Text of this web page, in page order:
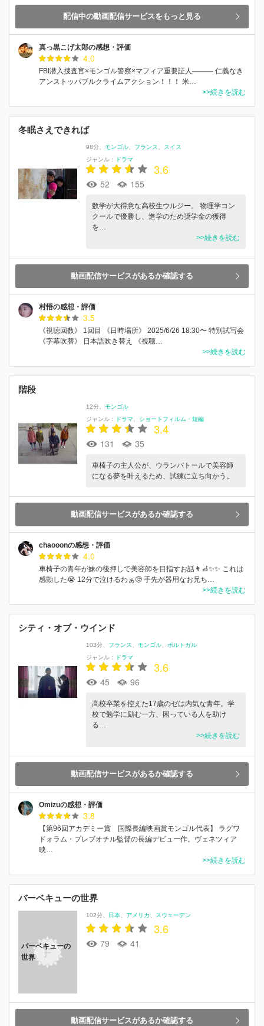
配信中の動画配信サービスをもっと見る
真っ黒こげ太郎の感想・評価
4.0
FBI潜入捜査官×モンゴル警察×マフィア重要証人――― 仁義なき
アンストッパブルクライムアクション！！！ 米…
>>続きを読む
冬眠さえできれば
98分 モンゴル フランス
スイス
ジャンル：
ドラマ
3.6
52 155
数学が大得意な高校生ウルジー。 物理学コン
クールで優勝し、進学のため奨学金の獲得
を…
>>続きを読む
動画配信サービスがあるか確認する
村悟の感想・評価
3.5
《視聴回数》 1回目 《日時場所》 2025/6/26 18:30〜 特別試写会
《字幕吹替》 日本語吹き替え 《視聴…
>>続きを読む
階段
12分
モンゴル
ジャンル：
ドラマ ショートフィルム・短編
3.4
131 35
車椅子の主人公が、ウランバトールで美容師
になる夢を叶えるため、試練に立ち向かう。
動画配信サービスがあるか確認する
chaooonの感想・評価
4.0
車椅子の青年が妹の後押しで美容師を目指すお話👨‍🦽✨✨ これは
感動した😭 12分で泣けるわぁ🥺 手先が器用なお兄ち…
>>続きを読む
シティ・オブ・ウインド
103分 フランス モンゴル
ポルトガル
ジャンル：
ドラマ
3.6
45 96
高校卒業を控えた17歳のゼは内気な青年。学
校で勉学に励む一方、困っている人を助け
る…
>>続きを読む
動画配信サービスがあるか確認する
Omizuの感想・評価
3.8
【第96回アカデミー賞 国際長編映画賞モンゴル代表】 ラグワ
ドォラム・プレブオチル監督の長編デビュー作。ヴェネツィア
映…
>>続きを読む
バーベキューの世界
バーベキューの
世界
102分 日本 アメリカ スウェーデン
3.6
79 41
動画配信サービスがあるか確認する